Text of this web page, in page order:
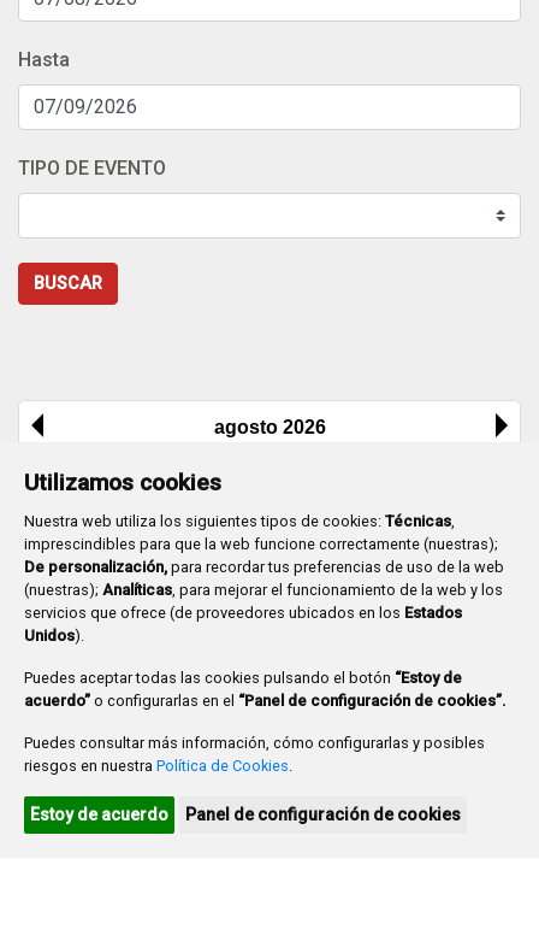
Utilizamos cookies
Nuestra web utiliza los siguientes tipos de cookies: Técnicas,
imprescindibles para que la web funcione correctamente (nuestras);
De personalización, para recordar tus preferencias de uso de la web
(nuestras); Analíticas, para mejorar el funcionamiento de la web y los
servicios que ofrece (de proveedores ubicados en los Estados
Unidos).
Puedes aceptar todas las cookies pulsando el botón “Estoy de
acuerdo” o configurarlas en el “Panel de configuración de cookies”.
Puedes consultar más información, cómo configurarlas y posibles
riesgos en nuestra Política de Cookies.
Estoy de acuerdo Panel de configuración de cookies
Hasta
TIPO DE EVENTO
BUSCAR
agosto 2026
Lu Mi
3
4 5 6 7 8
9
10
11 12 13 14 15
16
17
24
25 26 27 28 29
Ayuntamiento de Burgos
Agenda cultural